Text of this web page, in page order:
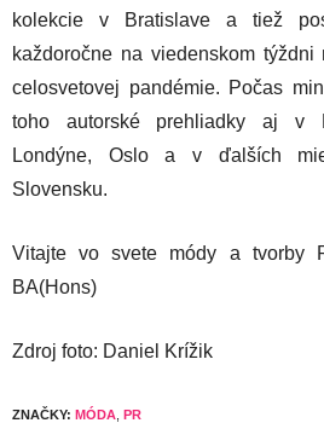
kolekcie v Bratislave a tiež
každoročne na viedenskom
celosvetovej pandémie. Počas
toho autorské prehliadky aj v
Londýne, Oslo a v ďalších
Slovensku.
Vitajte vo svete módy a tvorby
BA(Hons)
Zdroj foto: Daniel Krížik
ZNAČKY: MÓDA PR